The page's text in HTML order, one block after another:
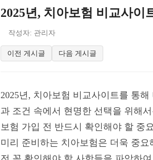
2025년, 치아보험 비교사이
작성자: 관리자
이전 게시글 다음 게시글
2025년, 치아보험 비교사이트를 통
과 조건 속에서 현명한 선택을 위해
보험 가입 전 반드시 확인해야 할 중
미리 준비하는 치아보험은 더욱 중